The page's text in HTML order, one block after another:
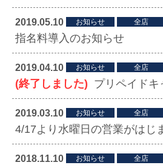
2019.05.10 お知らせ 全店
指名料導入のお知らせ
2019.04.10 お知らせ 全店
(終了しました) プリペイドキャンペ
2019.03.10 お知らせ 全店
4/17より水曜日の営業がはじ
2018.11.10 お知らせ 全店